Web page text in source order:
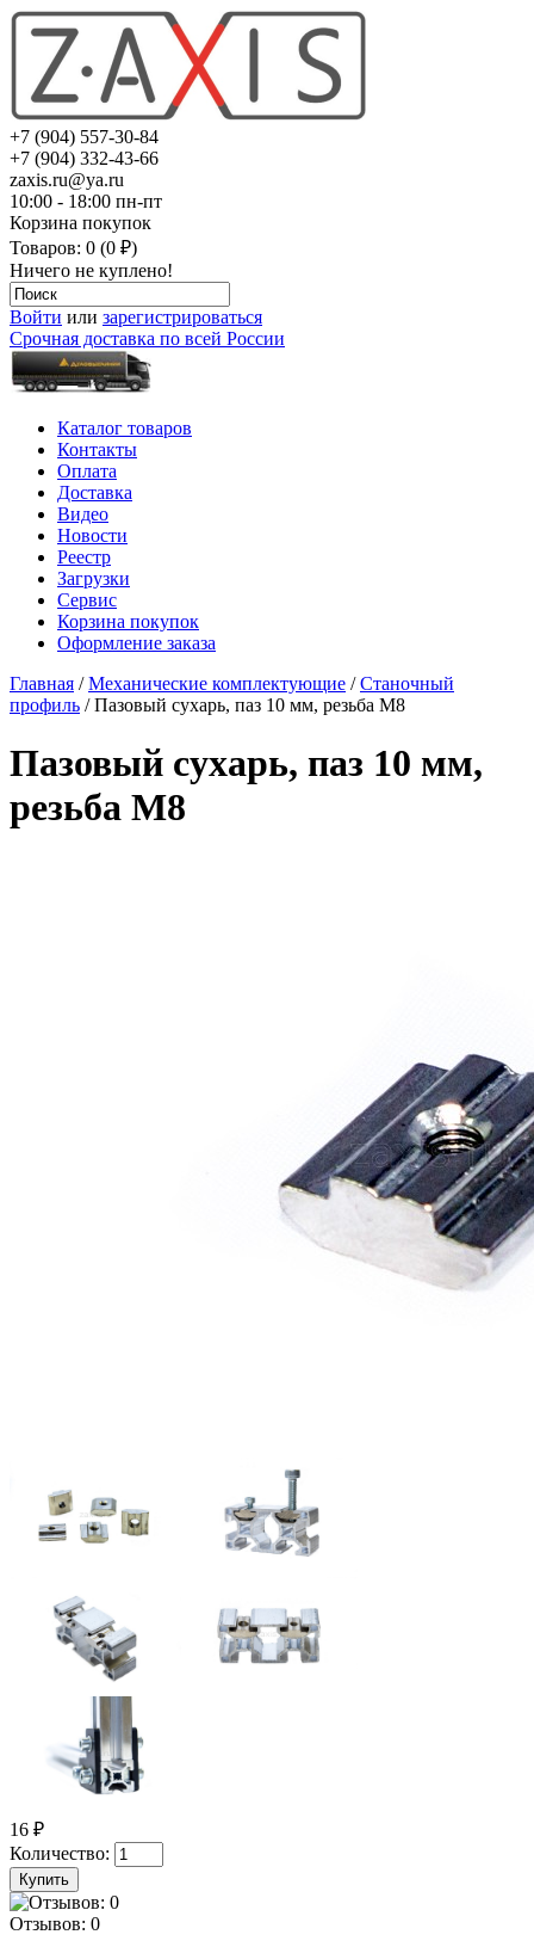
+7 (904) 557-30-84
+7 (904) 332-43-66
zaxis.ru@ya.ru
10:00 - 18:00 пн-пт
Корзина покупок
Товаров: 0 (0 ₽)
Ничего не куплено!
Войти или зарегистрироваться
Срочная доставка по всей России
Каталог товаров
Контакты
Оплата
Доставка
Видео
Новости
Реестр
Загрузки
Сервис
Корзина покупок
Оформление заказа
Главная /Механические комплектующие /Станочный
профиль / Пазовый сухарь, паз 10 мм, резьба М8
Пазовый сухарь, паз 10 мм,
резьба М8
16 ₽
Количество:
Отзывов: 0